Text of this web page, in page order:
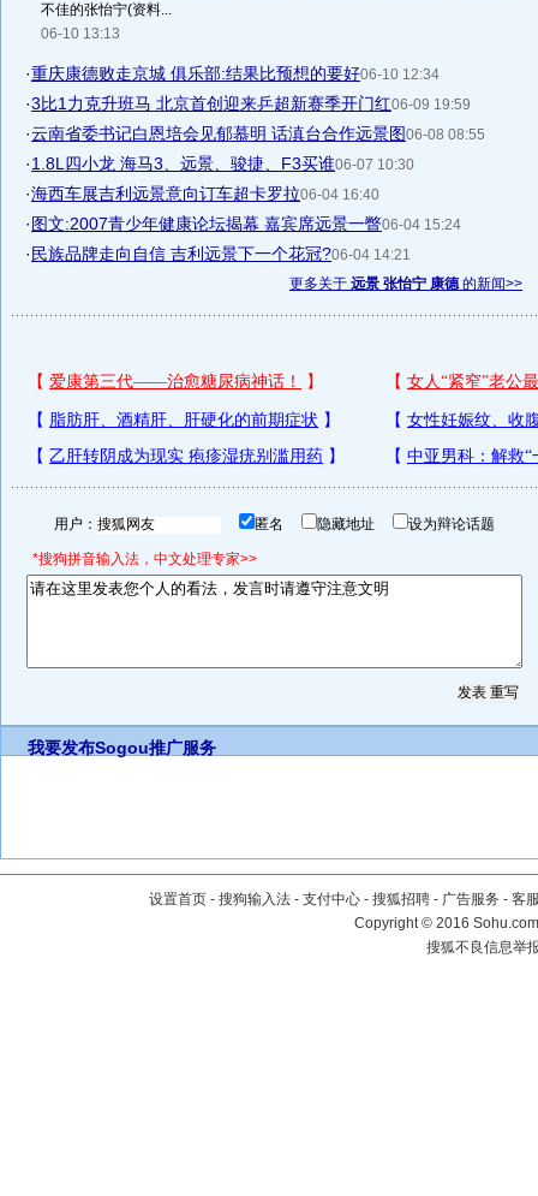
不佳的张怡宁(资料...
06-10 13:13
·重庆康德败走京城 俱乐部:结果比预想的要好06-10 12:34
·3比1力克升班马 北京首创迎来乒超新赛季开门红06-09 19:59
·云南省委书记白恩培会见郁慕明 话滇台合作远景图06-08 08:55
·1.8L四小龙 海马3、远景、骏捷、F3买谁06-07 10:30
·海西车展吉利远景意向订车超卡罗拉06-04 16:40
·图文:2007青少年健康论坛揭幕 嘉宾席远景一瞥06-04 15:24
· 民族品牌走向自信 吉利远景下一个花冠?06-04 14:21
更多关于 远景 张怡宁 康德的新闻>>
用户： 匿名 隐藏地址 设为辩论话题
*搜狗拼音输入法，中文处理专家>>
我要发布Sogou推广服务
设置首页 - 搜狗输入法 - 支付中心 - 搜狐招聘 - 广告服务 - 客
Copyright©2016
搜狐不良信息举